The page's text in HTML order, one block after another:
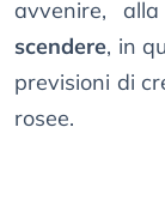
avvenire,
scendere, in
previsioni di
rosee.